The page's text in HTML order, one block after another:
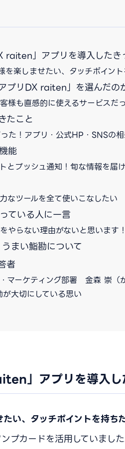
raiten」アプリを導入したき
を楽しませたい、タッチポイン
プリDX raiten」を選んだの
様も直感的に使えるサービスだ
たこと
た！アプリ・公式HP・SNSの
能
とプッシュ通知！旬な情報を届
なツールを全て使いこなしたい
ている人に一言
やらない理由がないと思います！
まい鮨勘について
者
マーケティング部署 金森 崇（
が大切にしている思い
」アプリを導入
い、タッチポイントを持ち
プカードを活用していまし